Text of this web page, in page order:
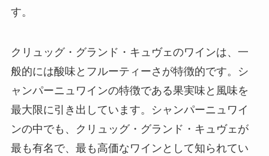
す。
クリュッグ・グランド・キュヴェのワインは、一
般的には酸味とフルーティーさが特徴的です。シ
ャンパーニュワインの特徴である果実味と風味を
最大限に引き出しています。シャンパーニュワイ
ンの中でも、クリュッグ・グランド・キュヴェが
最も有名で、最も高価なワインとして知られてい